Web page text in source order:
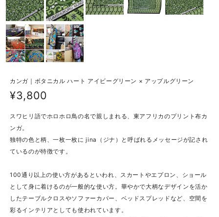
カンガ｜ボタニカル ハート アイビーグリーン × アップルグリーン
¥3,800
スワヒリ語でホロホロ鳥の名で親しまれる、東アフリカのプリント布カ
ンガ。
独特の色と柄、一枚一枚に jina（ジナ）と呼ばれるメッセージが記され
ているのが特徴です。
100通り以上の使い方があるといわれ、スカートやエプロン、ショール
として身に着けるのが一般的な使い方。華やかで大柄なデザインを活か
したテーブルクロスやソファーカバー、ベッドスプレッドなど、空間を
彩るインテリアとしても使われています。